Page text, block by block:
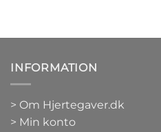
INFORMATION
> Om Hjertegaver.dk
> Min konto